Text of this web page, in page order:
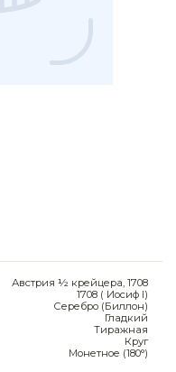
Австрия ½ крейцера, 1708
1708 ( Иосиф I)
Серебро (Биллон)
Гладкий
Тиражная
Круг
Монетное (180°)